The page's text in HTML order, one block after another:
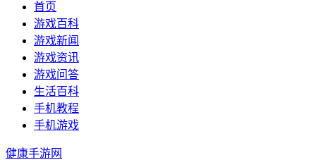
首页
游戏百科
游戏新闻
游戏资讯
游戏问答
生活百科
手机教程
手机游戏
健康手游网